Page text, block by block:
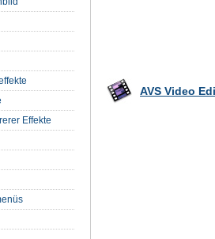
AVS Video
Effekte